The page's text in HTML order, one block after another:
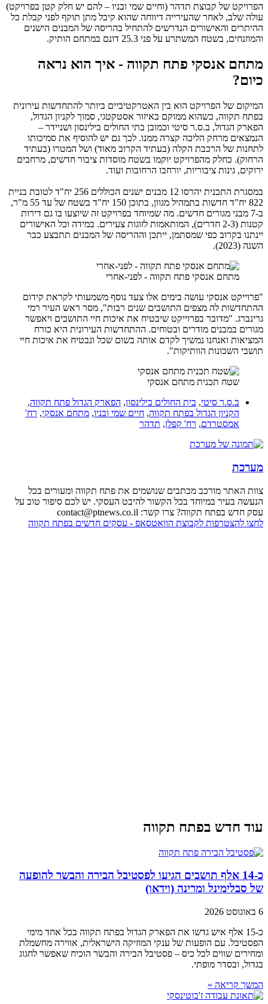
הפרויקט של קבוצת תדהר (וחיים שמי ובניו – להם יש חלק קטן בפרויקט)
עולה שלב, לאחר שהעירייה דיווחה שהוא קיבל מתן תוקף לפני קבלת כל
ההיתרים והאישורים הנדרשים להתחיל בהריסה של המבנים הישנים
והמוזנחים, בשטח המשתרע על פני 25.3 דונם במתחם הותיק.
מתחם אנסקי פתח תקווה - איך הוא נראה
כיום?
המיקום של הפרויקט הוא בין האטרקטיביים ביותר להתחדשות עירונית
בפתח תקווה, כשהוא ממוקם באיזור אסטקטגי, סמוך לקניון הגדול,
הפארק הגדול, ב.ס.ר סיטי וכמובן בתי החולים בילינסון ושניידר –
הנמצאים מרחק הליכה קצרה ממנו. לכך גם יש להוסיף את סמיכותו
לתחנות של הרכבת הקלה (בעתיד הקרוב מאוד) ושל המטרו (בעתיד
הרחוק). כחלק מהפרויקט יוקמו בשטח מוסדות ציבור חדשים, מרחבים
ירוקים, גינות ציבוריות, יורחבו הרחובות ועוד.
במסגרת התכנית יהרסו 12 מבנים ישנים הכוללים 256 יח"ד לטובת בניית
822 יח"ד חדשות בתמהיל מגוון, בתוכן 150 יח"ד בשטח של עד 55 מ"ר,
ב-7 מבני מגורים חדשים. מה שמיוחד בפרויקט זה שיוצעו בו גם דירות
קטנות (2-3 חדרים), המותאמות לזוגות צעירים. במידה וכל האישורים
יינתנו בקרוב כפי שמסתמן, ייתכן וההריסה של המבנים תתבצע כבר
השנה (2023).
מתחם אנסקי פתח תקווה - לפני-אחרי
"פרוייקט אנסקי עושה בימים אלו צעד נוסף משמעותי לקראת קידום
ההתחדשות לה מצפים התושבים שנים רבות", מסר ראש העיר רמי
גרינברג. "מדובר בפרוייקט שיבטיח את איכות חיי התושבים ויאפשר
מגורים במבנים מודרים ובטוחים. ההתחדשות העירונית היא כורח
המציאות ואנחנו נמשיך לקדם אותה בשום שכל ונבטיח את איכות חיי
תושבי השכונות הוותיקות".
שטח תכנית מתחם אנסקי
ב.ס.ר סיטי, בית החולים בילינסון, הפארק הגדול פתח תקווה,
הקניון הגדול בפתח תקווה, חיים שמי ובניו, מתחם אנסקי, רח'
אמסטרדם, רח' קפלן, תדהר
מערכת
צוות האתר מורכב מכתבים שנושמים את פתח תקווה ומעורים בכל
הנעשה בעיר במיוחד בכל הקשור להיבט העסקי. יש לכם סיפור טוב על
עסק חדש בפתח תקווה? צרו קשר: contact@ptnews.co.il
לחצו להצטרפות לקבוצת הוואטסאפ - עסקים חדשים בפתח תקווה
עוד חדש בפתח תקווה
כ-14 אלף תושבים הגיעו לפסטיבל הבירה והבשר להופעה
של סבלימינל ומרינה (וידאו)
6 באוגוסט 2026
כ-15 אלף איש גדשו את הפארק הגדול בפתח תקווה בכל אחד מימי
הפסטיבל. עם הופעות של ענקי המוזיקה הישראלית, אווירה מחשמלת
ומחירים שווים לכל כיס – פסטיבל הבירה והבשר הוכיח שאפשר לחגוג
בגדול, ובסדר מופתי.
המשך קריאה »